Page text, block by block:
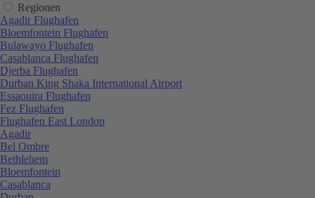
Regionen
Agadir Flughafen
Bloemfontein Flughafen
Bulawayo Flughafen
Casablanca Flughafen
Djerba Flughafen
Durban King Shaka International Airport
Essaouira Flughafen
Fez Flughafen
Flughafen East London
Agadir
Bel Ombre
Bethlehem
Bloemfontein
Casablanca